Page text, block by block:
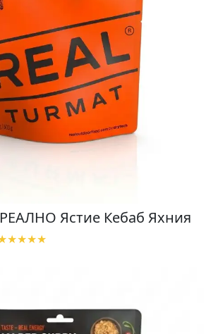
РЕАЛНО Ястие Кебаб Яхния